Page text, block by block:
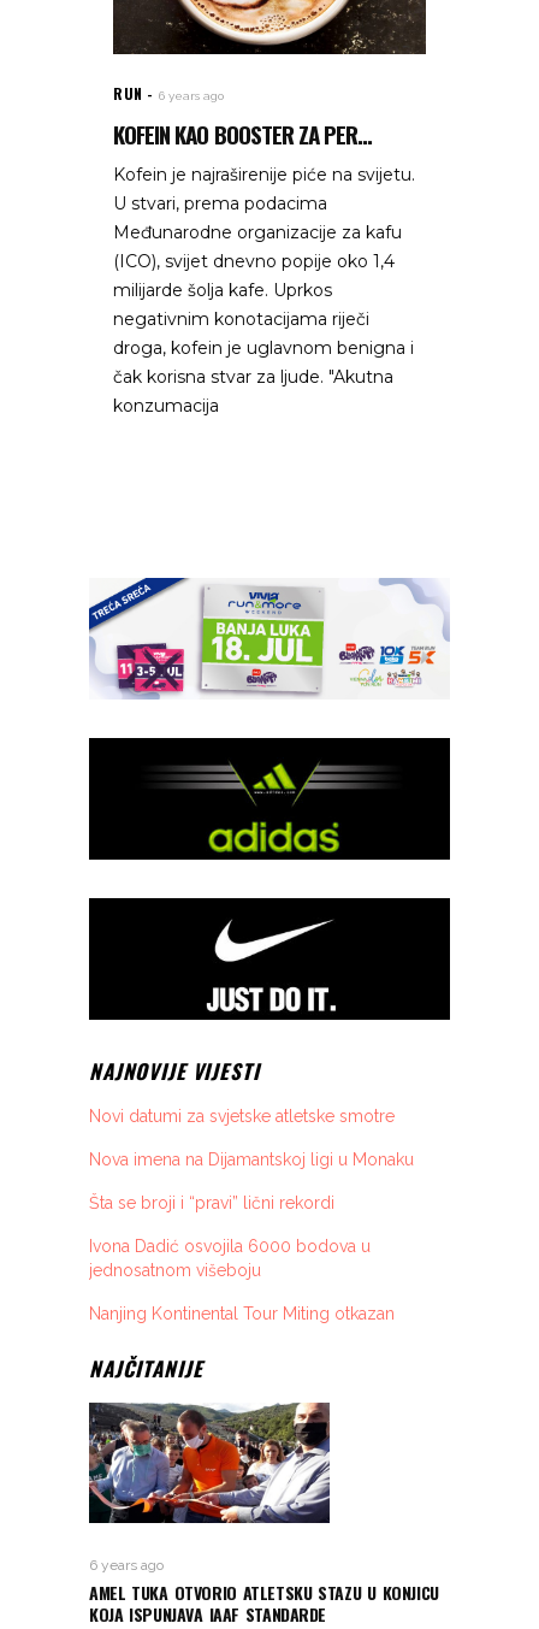
RUN 6 years ago
KOFEIN KAO BOOSTER ZA PER...
Kofein je najraširenije piće na svijetu.
U stvari, prema podacima
Međunarodne organizacije za kafu
(ICO), svijet dnevno popije oko 1,4
milijarde šolja kafe. Uprkos
negativnim konotacijama riječi
droga, kofein je uglavnom benigna i
čak korisna stvar za ljude. "Akutna
konzumacija
NAJNOVIJE VIJESTI
Novi datumi za svjetske atletske smotre
Nova imena na Dijamantskoj ligi u Monaku
Šta se broji i “pravi” lični rekordi
Ivona Dadić osvojila 6000 bodova u
jednosatnom višeboju
Nanjing Kontinental Tour Miting otkazan
NAJČITANIJE
6 years ago
AMEL TUKA OTVORIO ATLETSKU STAZU U KONJICU
KOJA ISPUNJAVA IAAF STANDARDE